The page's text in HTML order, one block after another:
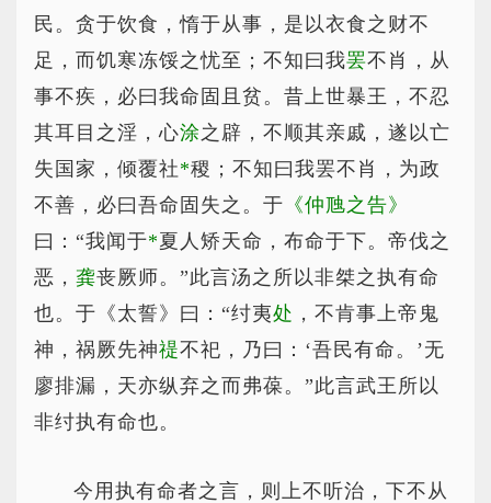
民。贪于饮食，惰于从事，是以衣食之财不
足，而饥寒冻馁之忧至；不知曰我罢不肖，从
事不疾，必曰我命固且贫。昔上世暴王，不忍
其耳目之淫，心涂 之辟，不顺其亲戚，遂以亡
失国家，倾覆社*稷 ；不知曰我罢不肖，为政
不善，必曰吾命固失之。于 《仲虺之告》
曰：“我闻于*夏 人矫天命，布命于下。帝伐之
恶， 龚丧厥师。”此言汤之所以非桀之执有命
也。于《太誓》曰：“纣夷处 ，不肯事上帝鬼
神，祸厥先神禔不祀，乃曰：‘吾民有命。’无
廖排漏，天亦纵弃之而弗葆。”此言武王所以
非纣执有命也。
今用执有命者之言，则上不听治，下不从